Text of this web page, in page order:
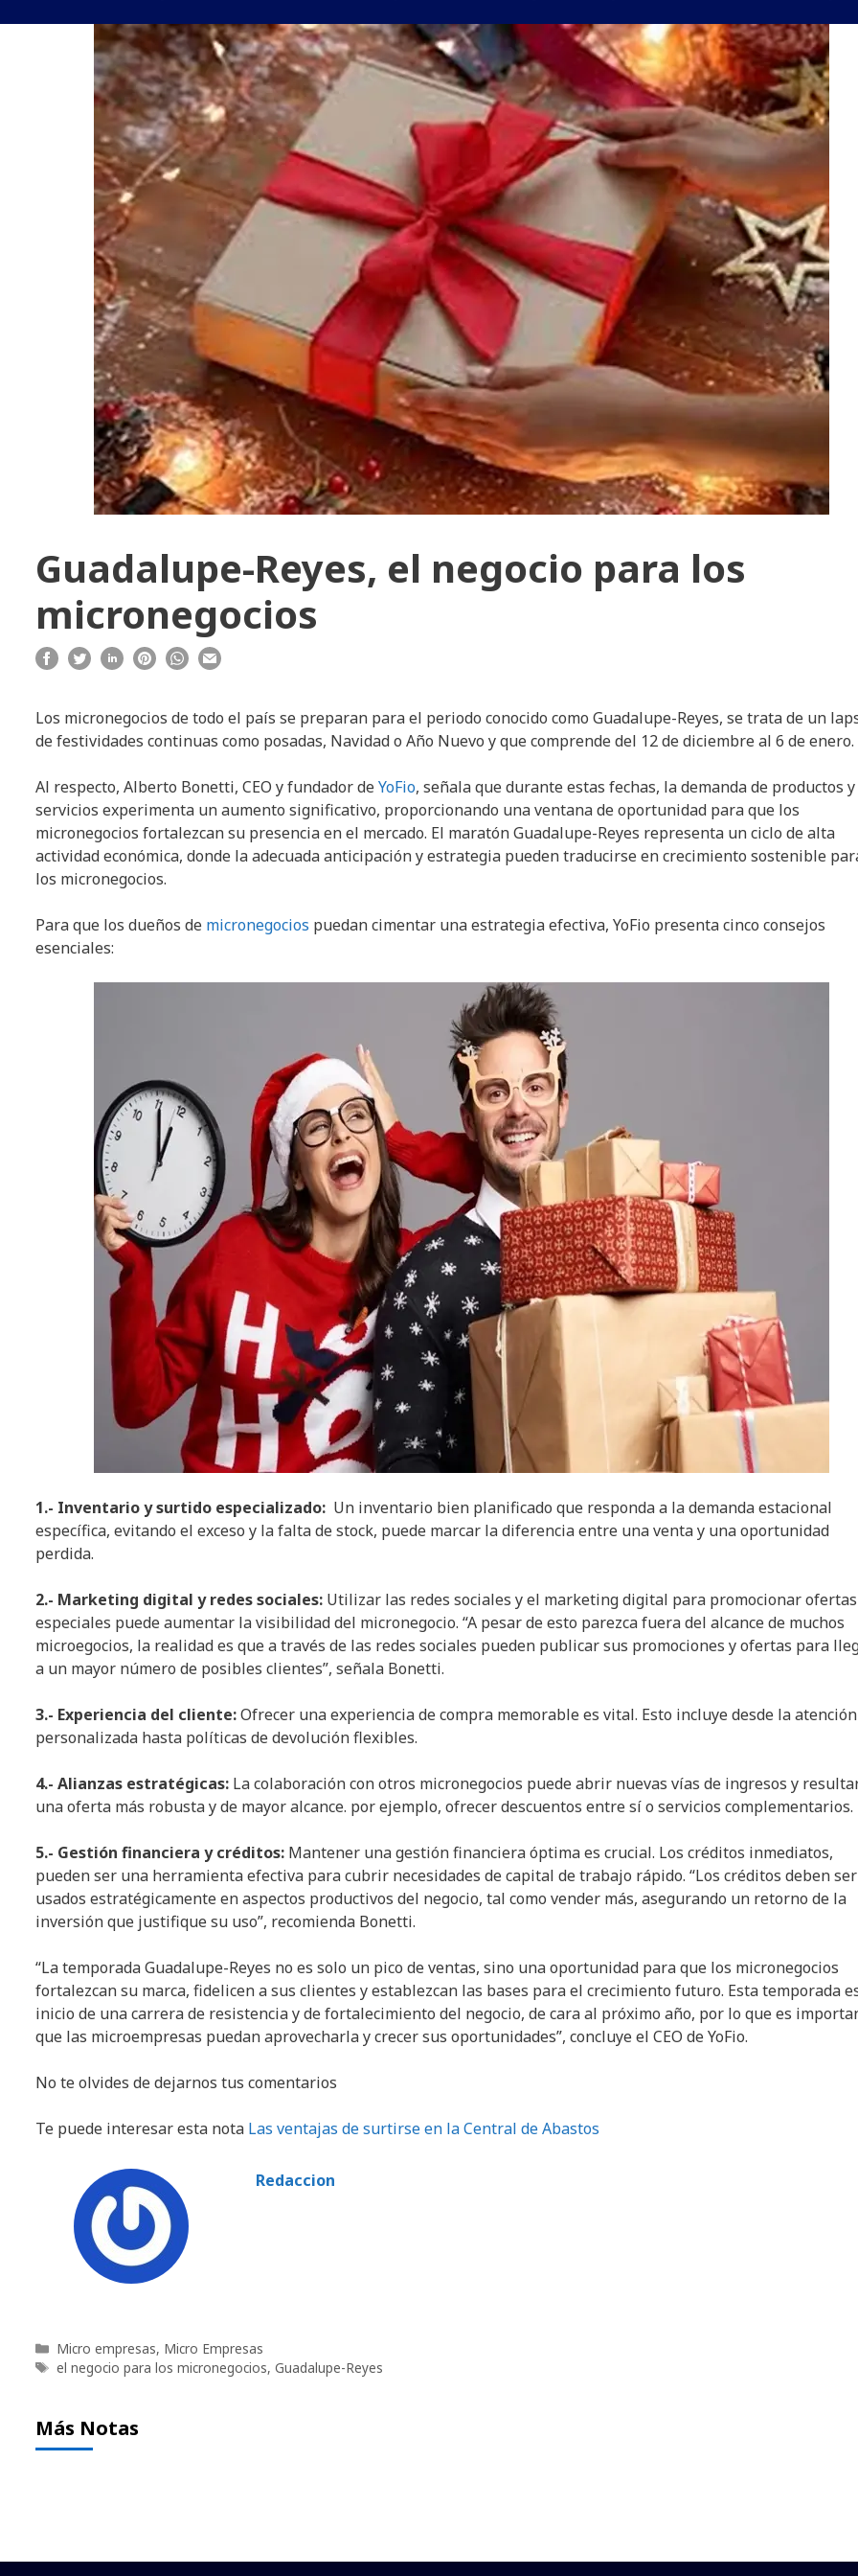
Guadalupe-Reyes, el negocio para los
micronegocios
Los micronegocios de todo el país se preparan para el periodo conocido como Guadalupe-Reyes, se trata de un
de festividades continuas como posadas, Navidad o Año Nuevo y que comprende del 12 de diciembre al 6 de enero.
Al respecto, Alberto Bonetti, CEO y fundador deYoFio, señala que durante estas fechas, la demanda de productos y
servicios experimenta un aumento significativo, proporcionando una ventana de oportunidad para que los
micronegocios fortalezcan su presencia en el mercado. El maratón Guadalupe-Reyes representa un ciclo de alta
actividad económica, donde la adecuada anticipación y estrategia pueden traducirse en crecimiento sostenible
los micronegocios.
Para que los dueños de micronegocios puedan cimentar una estrategia efectiva, YoFio presenta cinco consejos
esenciales:
1.- Inventario y surtido especializado: Un inventario bien planificado que responda a la demanda estacional
específica, evitando el exceso y la falta de stock, puede marcar la diferencia entre una venta y una oportunidad
perdida.
2.- Marketing digital y redes sociales: Utilizar las redes sociales y el marketing digital para promocionar ofertas
especiales puede aumentar la visibilidad del micronegocio. “A pesar de esto parezca fuera del alcance de muchos
microegocios, la realidad es que a través de las redes sociales pueden publicar sus promociones y ofertas para
a un mayor número de posibles clientes”, señala Bonetti.
3.- Experiencia del cliente:Ofrecer una experiencia de compra memorable es vital. Esto incluye desde la atención
personalizada hasta políticas de devolución flexibles.
4.- Alianzas estratégicas: La colaboración con otros micronegocios puede abrir nuevas vías de ingresos y
una oferta más robusta y de mayor alcance. por ejemplo, ofrecer descuentos entre sí o servicios complementarios.
5.- Gestión financiera y créditos: Mantener una gestión financiera óptima es crucial. Los créditos inmediatos,
pueden ser una herramienta efectiva para cubrir necesidades de capital de trabajo rápido. “Los créditos deben ser
usados estratégicamente en aspectos productivos del negocio, tal como vender más, asegurando un retorno de la
inversión que justifique su uso”, recomienda Bonetti.
“La temporada Guadalupe-Reyes no es solo un pico de ventas, sino una oportunidad para que los micronegocios
fortalezcan su marca, fidelicen a sus clientes y establezcan las bases para el crecimiento futuro. Esta temporada
inicio de una carrera de resistencia y de fortalecimiento del negocio, de cara al próximo año, por lo que es
que las microempresas puedan aprovecharla y crecer sus oportunidades”, concluye el CEO de YoFio.
No te olvides de dejarnos tus comentarios
Te puede interesar esta nota Las ventajas de surtirse en la Central de Abastos
Redaccion
Categorías
Micro empresas, Micro Empresas
Etiquetas
el negocio para los micronegocios, Guadalupe-Reyes
Más Notas